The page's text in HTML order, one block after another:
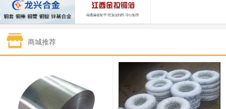
1#镍 129,550—130,750
1#白银 15,100—15,110 15,105 -70
钯金
331,000 -10,000
89,000—95,000 92,000 1,000
2#锑 85,000—91,000 88,000 1,000
商城推荐